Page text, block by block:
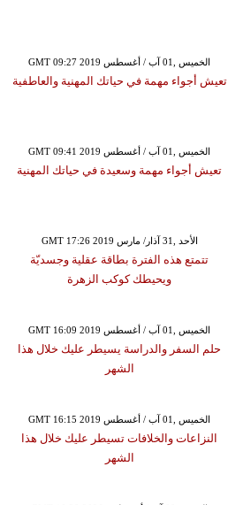
GMT 09:27 2019 الخميس ,01 آب / أغسطس
تعيش أجواء مهمة في حياتك المهنية والعاطفية
GMT 09:41 2019 الخميس ,01 آب / أغسطس
تعيش أجواء مهمة وسعيدة في حياتك المهنية
GMT 17:26 2019 الأحد ,31 آذار/ مارس
تتمتع هذه الفترة بطاقة عقلية وجسديّة
ويحيطك كوكب الزهرة
GMT 16:09 2019 الخميس ,01 آب / أغسطس
حلم السفر والدراسة يسيطر عليك خلال هذا
الشهر
GMT 16:15 2019 الخميس ,01 آب / أغسطس
النزاعات والخلافات تسيطر عليك خلال هذا
الشهر